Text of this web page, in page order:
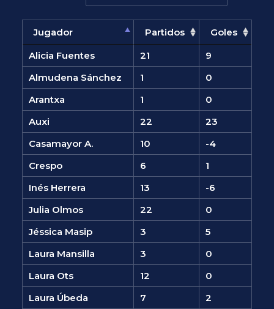
Jugador Partidos
Goles
Alicia Fuentes
21
9
Almudena Sánchez
1
0
Arantxa
1
0
Auxi
22
23
Casamayor A.
10
-4
Crespo
6
1
Inés Herrera
13
-6
Julia Olmos
22
0
Jéssica Masip
3
5
Laura Mansilla
3
0
Laura Ots
12
0
Laura Úbeda
7
2